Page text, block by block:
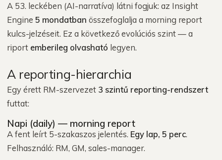
A 53. leckében (AI-narratíva) látni fogjuk: az Insight
Engine 5 mondatban összefoglalja a morning report
kulcs-jelzéseit. Ez a következő evolúciós szint — a
riport emberileg olvasható legyen.
A reporting-hierarchia
Egy érett RM-szervezet 3 szintű reporting-rendszert
futtat:
Napi (daily) — morning report
A fent leírt 5-szakaszos jelentés. Egy lap, 5 perc.
Felhasználó: RM, GM, sales-manager.